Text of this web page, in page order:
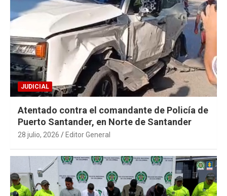
JUDICIAL
Atentado contra el comandante de Policía de
Puerto Santander, en Norte de Santander
28 julio, 2026 Editor General